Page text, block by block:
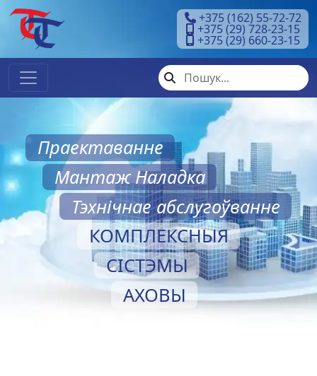
+375 (162) 55-72-72
+375 (29) 728-23-15
+375 (29) 660-23-15
Праектаванне
Мантаж Наладка
Тэхнічнае абслугоўванне
КОМПЛЕКСНЫЯ
СІСТЭМЫ
АХОВЫ